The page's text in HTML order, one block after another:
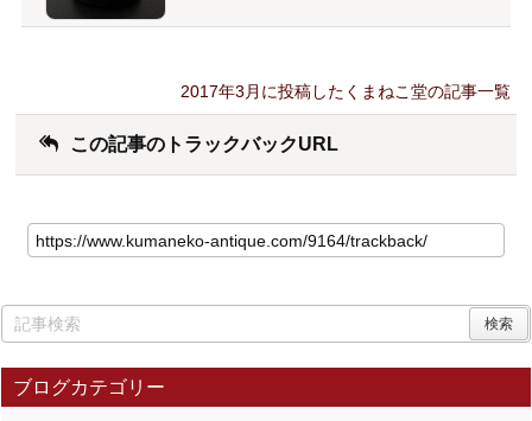
2017年3月に投稿したくまねこ堂の記事一覧
この記事のトラックバックURL
ブログカテゴリー